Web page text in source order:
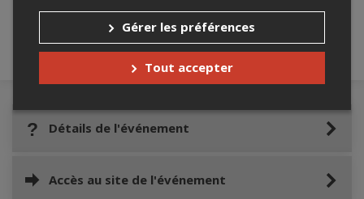
Détails de l'événement
Accès au site de l'événement
Gérer les préférences
Tout accepter